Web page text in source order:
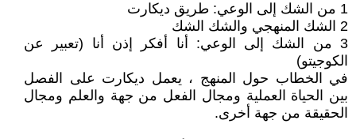
1 من الشك إلى الوعي: طريق ديكارت
2 الشك المنهجي والشك الشك
3 من الشك إلى الوعي: أنا أفكر إذن أنا (تعبير عن
الكوجيتو)
في الخطاب حول المنهج ، يعمل ديكارت على الفصل
بين الحياة العملية ومجال الفعل من جهة والعلم ومجال
الحقيقة من جهة أخرى.